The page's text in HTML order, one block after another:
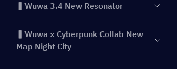
▍Wuwa 3.4 New Resonator
▍Wuwa x Cyberpunk Collab New
Map Night City